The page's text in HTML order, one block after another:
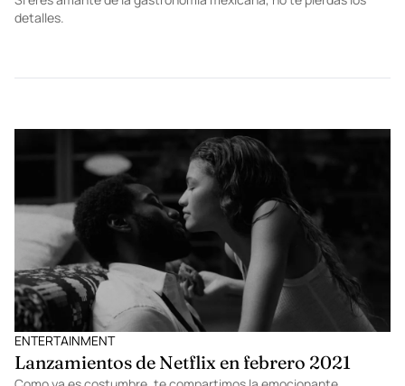
FEATURED
por tu bienestar
¿Quién no ama unos deliciosos chilaquiles? ¡Ahora podrás
disfrutarlos sin sentir culpa! Susalia es una marca mexicana que
elabora productos saludables para brindarte una deliciosa
alternativa con todo el sabor de la auténtica tortilla tradicional.
Si eres amante de la gastronomía mexicana, no te pierdas los
detalles.